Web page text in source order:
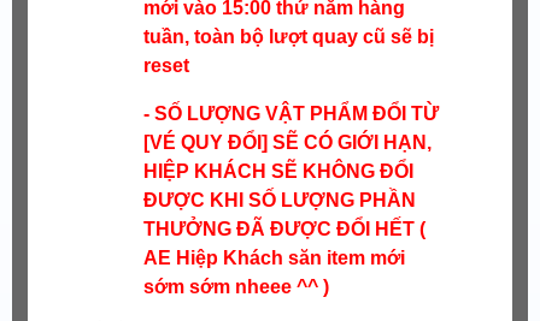
mới vào 15:00 thứ năm hàng
tuần, toàn bộ lượt quay cũ sẽ bị
reset
- SỐ LƯỢNG VẬT PHẨM ĐỔI TỪ
[VÉ QUY ĐỔI] SẼ CÓ GIỚI HẠN,
HIỆP KHÁCH SẼ KHÔNG ĐỔI
ĐƯỢC KHI SỐ LƯỢNG PHẦN
THƯỞNG ĐÃ ĐƯỢC ĐỔI HẾT (
AE Hiệp Khách săn item mới
sớm sớm nheee ^^ )